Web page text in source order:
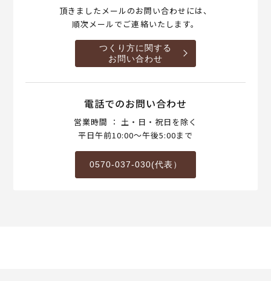
頂きましたメールのお問い合わせには、
順次メールでご連絡いたします。
つくり方に関する
お問い合わせ
電話でのお問い合わせ
営業時間 ： 土・日・祝日を除く
平日午前10:00～午後5:00まで
0570-037-030(代表）